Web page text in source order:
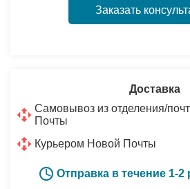
Заказать
Доставка
Самовывоз из отделения/
Почты
Курьером Новой Почты
Отправка в течение 1-2